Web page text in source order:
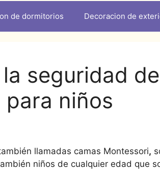
de dormitorios Decoracion de
seguridad
para niños
llamadas camas Montessori,
niños de cualquier edad que